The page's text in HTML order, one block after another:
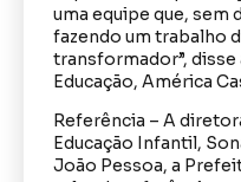
uma equipe que, sem
fazendo um trabalho
transformador”,
Educação, América
Referência – A
Educação Infantil,
João Pessoa, a